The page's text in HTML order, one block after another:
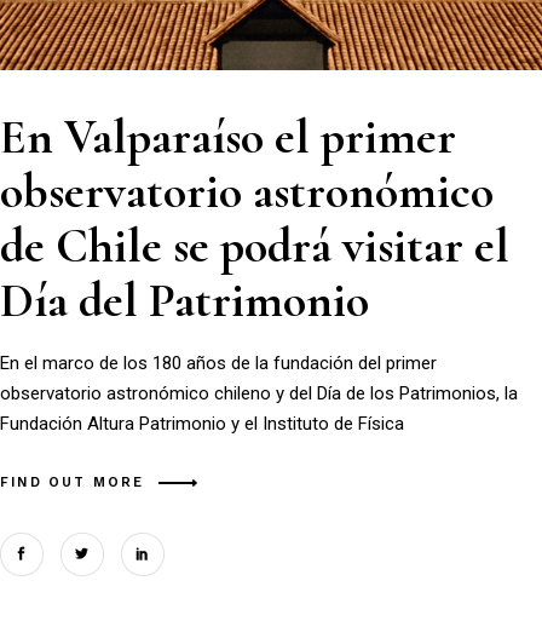
En Valparaíso el primer
observatorio astronómico
de Chile se podrá visitar el
Día del Patrimonio
En el marco de los 180 años de la fundación del primer
observatorio astronómico chileno y del Día de los Patrimonios, la
Fundación Altura Patrimonio y el Instituto de Física
FIND OUT MORE